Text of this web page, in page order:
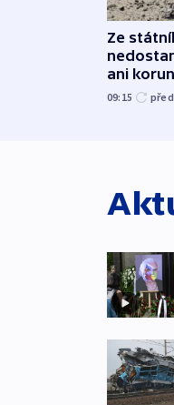
Ze
ani
09:15 před